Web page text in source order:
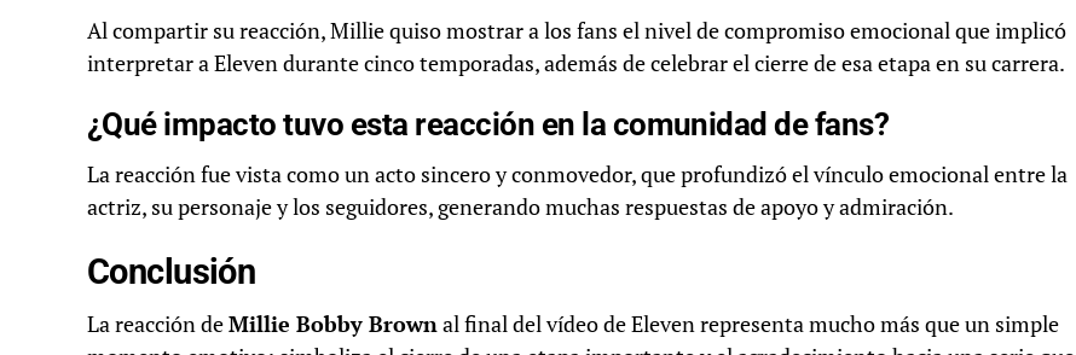
Al compartir su reacción, Millie quiso mostrar a los fans el nivel de compromiso emocional que implicó
interpretar a Eleven durante cinco temporadas, además de celebrar el cierre de esa etapa en su carrera.
¿Qué impacto tuvo esta reacción en la comunidad de fans?
La reacción fue vista como un acto sincero y conmovedor, que profundizó el vínculo emocional entre la
actriz, su personaje y los seguidores, generando muchas respuestas de apoyo y admiración.
Conclusión
La reacción deMillie Bobby Brownal final del vídeo de Eleven representa mucho más que un simple